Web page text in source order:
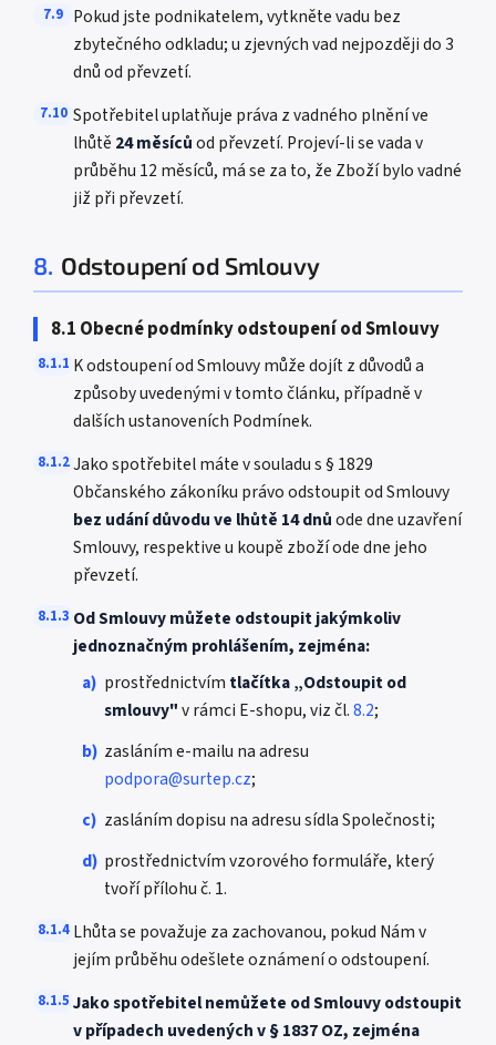
7.9 Pokud jste podnikatelem, vytkněte vadu bez
zbytečného odkladu; u zjevných vad nejpozději do 3
dnů od převzetí.
7.10 Spotřebitel uplatňuje práva z vadného plnění ve
lhůtě 24 měsícůod převzetí. Projeví-li se vada v
průběhu 12 měsíců, má se za to, že Zboží bylo vadné
již při převzetí.
8. Odstoupení od Smlouvy
8.1 Obecné podmínky odstoupení od Smlouvy
8.1.1 K odstoupení od Smlouvy může dojít z důvodů a
způsoby uvedenými v tomto článku, případně v
dalších ustanoveních Podmínek.
8.1.2Jako spotřebitel máte v souladu s § 1829
Občanského zákoníku právo odstoupit od Smlouvy
bez udání důvodu ve lhůtě 14 dnůode dne uzavření
Smlouvy, respektive u koupě zboží ode dne jeho
převzetí.
8.1.3 Od Smlouvy můžete odstoupit jakýmkoliv
jednoznačným prohlášením, zejména:
a) prostřednictvím tlačítka „Odstoupit od
smlouvy"v rámci E-shopu, viz čl.8.2;
b) zasláním e-mailu na adresu
podpora@surtep.cz;
c) zasláním dopisu na adresu sídla Společnosti;
d) prostřednictvím vzorového formuláře, který
tvoří přílohu č. 1.
8.1.4 Lhůta se považuje za zachovanou, pokud Nám v
jejím průběhu odešlete oznámení o odstoupení.
8.1.5 Jako spotřebitel nemůžete od Smlouvy odstoupit
v případech uvedených v § 1837 OZ, zejména